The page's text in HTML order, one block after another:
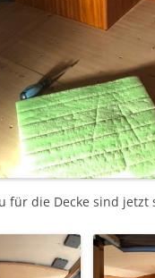
für die Decke sind jetzt